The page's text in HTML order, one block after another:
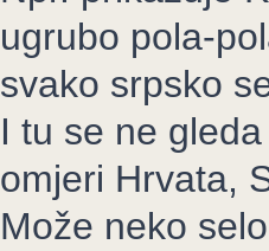
ugrubo pola-
svako srpsko
I tu se ne
omjeri Hrvata,
Može neko